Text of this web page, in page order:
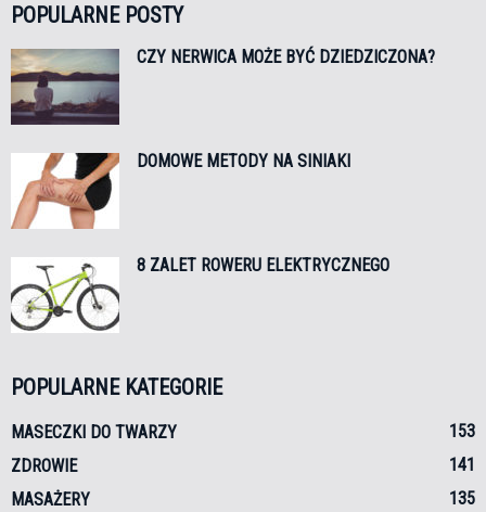
POPULARNE POSTY
CZY NERWICA MOŻE BYĆ DZIEDZICZONA?
DOMOWE METODY NA SINIAKI
8 ZALET ROWERU ELEKTRYCZNEGO
POPULARNE KATEGORIE
MASECZKI DO TWARZY
153
ZDROWIE
141
MASAŻERY
135